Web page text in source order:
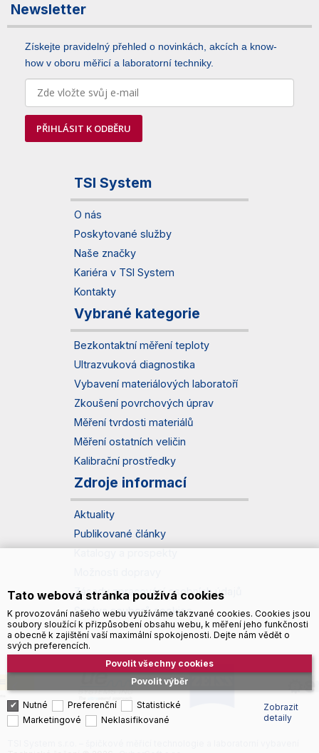
Newsletter
Získejte pravidelný přehled o novinkách, akcích a know-
how v oboru měřicí a laboratorní techniky.
PŘIHLÁSIT K ODBĚRU
TSI System
O nás
Poskytované služby
Naše značky
Kariéra v TSI System
Kontakty
Vybrané kategorie
Bezkontaktní měření teploty
Ultrazvuková diagnostika
Vybavení materiálových laboratoří
Zkoušení povrchových úprav
Měření tvrdosti materiálů
Měření ostatních veličin
Kalibrační prostředky
Zdroje informací
Aktuality
Publikované články
Zásady zpracování osobních údajů
Správa souborů cookies
Tato webová stránka používá cookies
K provozování našeho webu využíváme takzvané cookies. Cookies jsou
soubory sloužící k přizpůsobení obsahu webu, k měření jeho funkčnosti
a obecně k zajištění vaší maximální spokojenosti. Dejte nám vědět o
svých preferencích.
Povolit výběr
Povolit všechny cookies
Nutné Preferenční
Statistické
Marketingové
Neklasifikované
Zobrazit
detaily